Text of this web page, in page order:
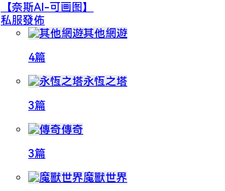
【奈斯AI-可画图】
私服發佈
其他網遊
4篇
永恆之塔
3篇
傳奇
3篇
魔獸世界